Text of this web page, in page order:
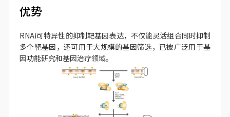
优势
RNAi可特异性的抑制靶基因表达，不仅能灵活组合同时抑制
多个靶基因，还可用于大规模的基因筛选，已被广泛用于基
因功能研究和基因治疗领域。